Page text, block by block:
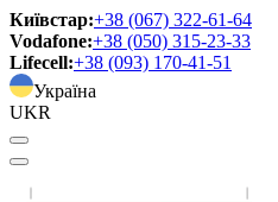
Київстар:+38 (067) 322-61-64
Vodafone:+38 (050) 315-23-33
Lifecell:+38 (093) 170-41-51
Україна
UKR